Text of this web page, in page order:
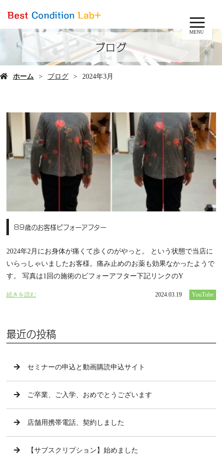
MENU
ブログ
ホーム ブログ 2024年3月
89歳のお客様ビフォーアフター
2024年2月にお身体が痛くて歩くのがやっと。 という状態で当店に
いらっしゃいましたお客様。痛み止めのお薬も効果なかったようで
す。 写真は1回の施術のビフォーアフター下記リンクのY
続きを読む 2024.03.19 YouTube
最近の投稿
セミナーの申込と動画購読申込サイト
ご卒業、ご入学、おめでとうございます
店舗用携帯電話、契約しました
【サブスクリプション】始めました